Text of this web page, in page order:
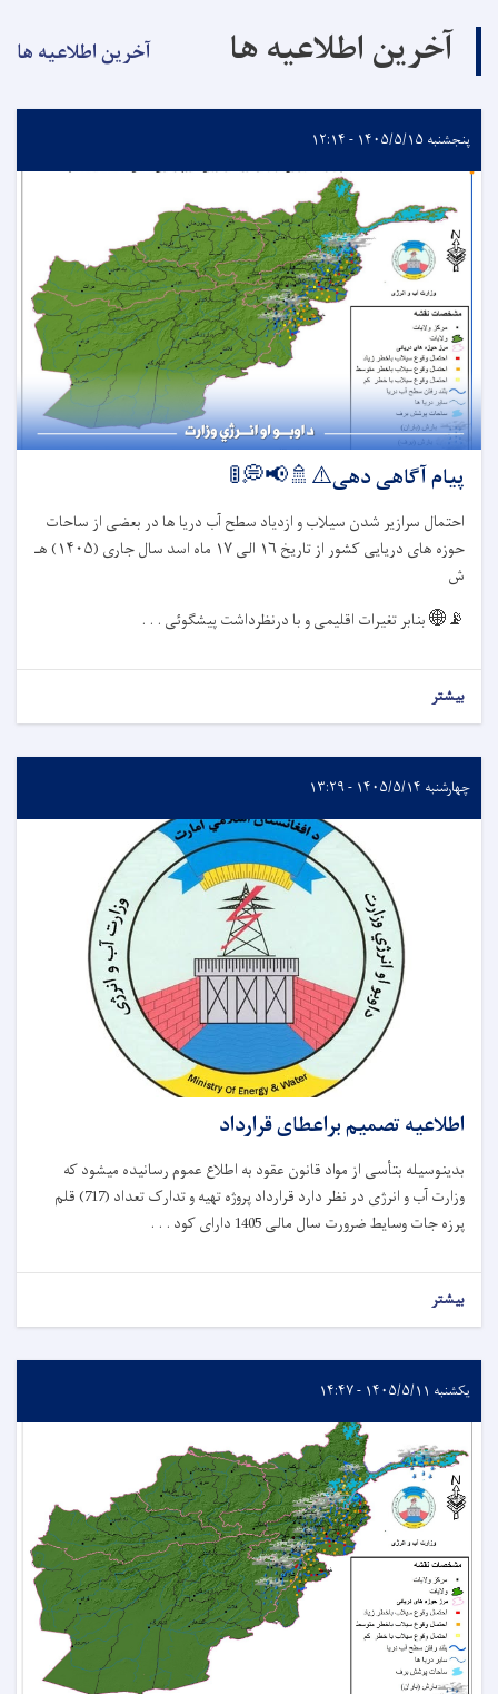
آخرین اطلاعیه ها آخرین اطلاعیه ها
پنجشنبه ۱۴۰۵/۵/۱۵ - ۱۲:۱۴
پیام آگاهی دهی⚠️🚿📢💭🚦
احتمال سرازیر شدن سیلاب و ازدیاد سطح آب دریا ها در بعضی از ساحات
حوزه های دریایی کشور از تاریخ ۱۶ الی۱۷ ماه اسد سال جاری (۱۴۰۵) هـ
ش
📡🌐بنابر تغیرات اقلیمی و با درنظرداشت پیشگوئی . . .
بیشتر
چهارشنبه ۱۴۰۵/۵/۱۴ - ۱۳:۲۹
اطلاعیه تصمیم براعطای قرارداد
بدینوسیله بتأسی از مواد قانون عقود به اطلاع عموم رسانیده میشود که
وزارت آب و انرژی در نظر دارد قرارداد پروژه تهیه و تدارک تعداد (717) قلم
پرزه جات وسایط ضرورت سال مالی 1405 دارای کود . . .
بیشتر
یکشنبه ۱۴۰۵/۵/۱۱ - ۱۴:۴۷